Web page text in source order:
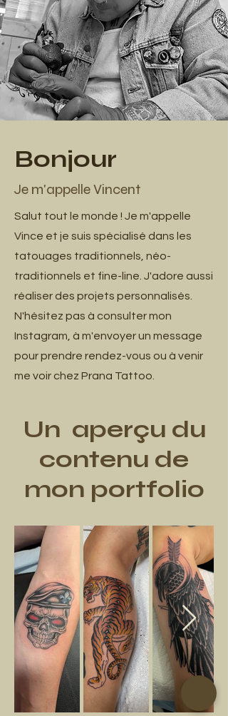
Bonjour
Je m'appelle Vincent
Salut tout le monde ! Je m'appelle
Vince et je suis spécialisé dans les
tatouages traditionnels, néo-
traditionnels et fine-line. J'adore aussi
réaliser des projets personnalisés.
N'hésitez pas à consulter mon
Instagram, à m'envoyer un message
pour prendre rendez-vous ou à venir
me voir chez Prana Tattoo.
Un aperçu du
contenu de
mon portfolio